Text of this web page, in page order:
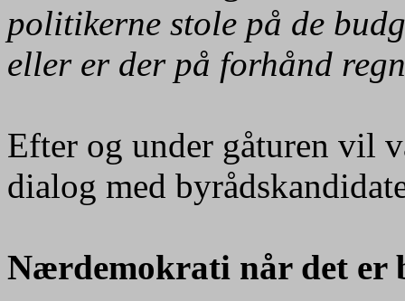
politikerne stole på de
eller er der på forhånd
Efter og under gåturen vil
dialog med
Nærdemokrati når det er